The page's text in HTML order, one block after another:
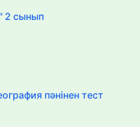
2 сынып
пәнінен тест